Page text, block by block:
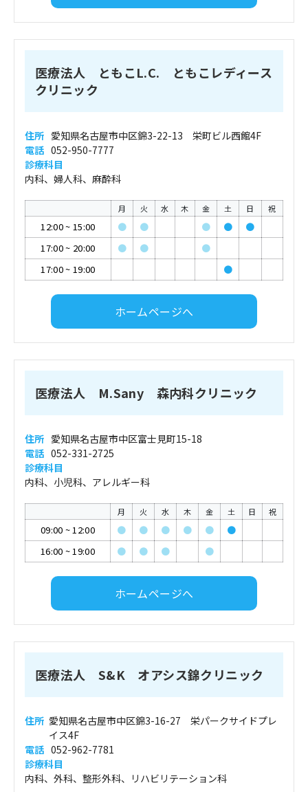
医療法人 ともこL.C. ともこレディース
クリニック
住所 愛知県名古屋市中区錦3-22-13 栄町ビル西館4F
電話 052-950-7777
診療科目
内科、婦人科、麻酔科
月 火 水 木 金 土 日 祝
12:00~ 15:00 ● ● ● ●
●
17:00~ 20:00 ● ●
●
17:00~ 19:00 ●
ホームページへ
医療法人 M.Sany 森内科クリニック
住所 愛知県名古屋市中区富士見町15-18
電話 052-331-2725
診療科目
内科、小児科、アレルギー科
月 火 水 木 金 土 日 祝
09:00 ~12:00 ● ● ● ● ●
●
16:00 ~19:00 ● ● ● ●
ホームページへ
医療法人 S&K オアシス錦クリニック
住所 愛知県名古屋市中区錦3-16-27 栄パークサイドプレ
イス4F
電話 052-962-7781
診療科目
内科、外科、整形外科、リハビリテーション科